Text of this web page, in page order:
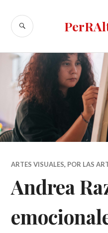
content
SEARCH
ARTES VISUALES, POR LAS
Andrea